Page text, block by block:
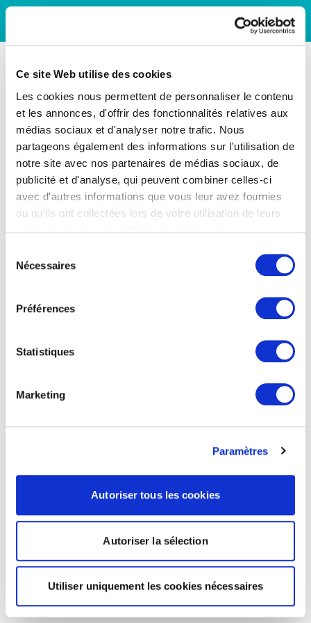
Ce site Web utilise des cookies
Les cookies nous permettent de personnaliser le contenu
et les annonces, d'offrir des fonctionnalités relatives aux
médias sociaux et d'analyser notre trafic. Nous
partageons également des informations sur l'utilisation de
notre site avec nos partenaires de médias sociaux, de
publicité et d'analyse, qui peuvent combiner celles-ci
avec d'autres informations que vous leur avez fournies
ou qu'ils ont collectées lors de votre utilisation de leurs
Nécessaires
Préférences
Statistiques
Marketing
Paramètres
Autoriser tous les cookies
Autoriser la sélection
Utiliser uniquement les cookies nécessaires